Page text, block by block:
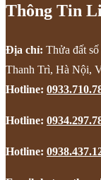
Thông Tin
Địa chỉ: Thửa đất
Thanh Trì, Hà Nội,
Hotline:
Hotline:
Hotline: